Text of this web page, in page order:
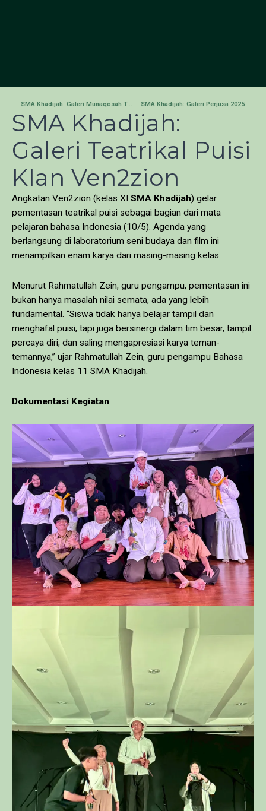
SMA Khadijah: Galeri Munaqosah Tartil al Quran Metode Bil Qolam Tingkat PIQ SMA Khadijah: Galeri Perjusa 2025
SMA Khadijah:
Galeri Teatrikal Puisi
Klan Ven2zion
Angkatan Ven2zion (kelas XI SMA Khadijah) gelar
pementasan teatrikal puisi sebagai bagian dari mata
pelajaran bahasa Indonesia (10/5). Agenda yang
berlangsung di laboratorium seni budaya dan film ini
menampilkan enam karya dari masing-masing kelas.
Menurut Rahmatullah Zein, guru pengampu, pementasan ini
bukan hanya masalah nilai semata, ada yang lebih
fundamental. “Siswa tidak hanya belajar tampil dan
menghafal puisi, tapi juga bersinergi dalam tim besar, tampil
percaya diri, dan saling mengapresiasi karya teman-
temannya,” ujar Rahmatullah Zein, guru pengampu Bahasa
Indonesia kelas 11 SMA Khadijah.
Dokumentasi Kegiatan